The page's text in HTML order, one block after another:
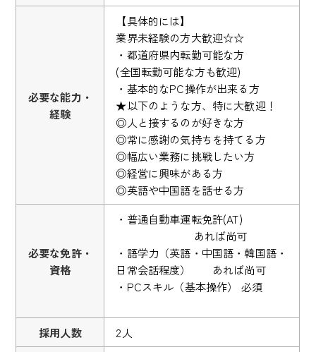
必要な能力・
経験
【具体的には】
業界未経験の方大歓迎☆☆
・都道府県内転勤可能な方
(全国転勤可能な方も歓迎)
・基本的なPC操作が出来る方
★以下のような方、特に大歓迎！
◎人と接するのが好きな方
◎常に感謝の気持ちを持てる方
◎幅広い業務に挑戦したい方
◎経営に興味がある方
◎英語や中国語を話せる方
必要な免許・
資格
・普通自動車運転免許(AT)
あれば尚可
・語学力（英語・中国語・韓国語・
日常会話程度） あれば尚可
・PCスキル（基本操作） 必須
採用人数
2人